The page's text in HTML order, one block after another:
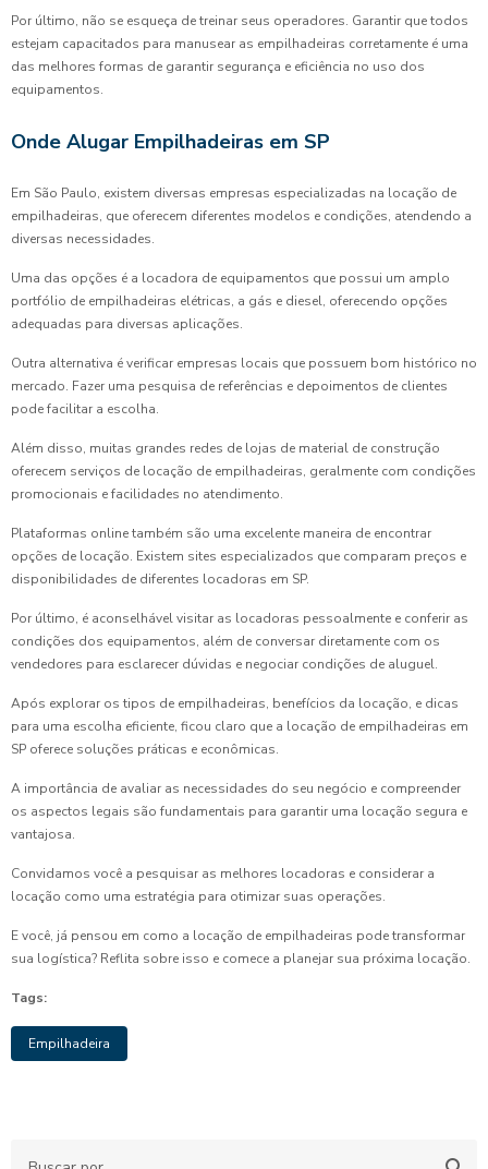
Por último, não se esqueça de treinar seus operadores. Garantir que todos
estejam capacitados para manusear as empilhadeiras corretamente é uma
das melhores formas de garantir segurança e eficiência no uso dos
equipamentos.
Onde Alugar Empilhadeiras em SP
Em São Paulo, existem diversas empresas especializadas na locação de
empilhadeiras, que oferecem diferentes modelos e condições, atendendo a
diversas necessidades.
Uma das opções é a locadora de equipamentos que possui um amplo
portfólio de empilhadeiras elétricas, a gás e diesel, oferecendo opções
adequadas para diversas aplicações.
Outra alternativa é verificar empresas locais que possuem bom histórico no
mercado. Fazer uma pesquisa de referências e depoimentos de clientes
pode facilitar a escolha.
Além disso, muitas grandes redes de lojas de material de construção
oferecem serviços de locação de empilhadeiras, geralmente com condições
promocionais e facilidades no atendimento.
Plataformas online também são uma excelente maneira de encontrar
opções de locação. Existem sites especializados que comparam preços e
disponibilidades de diferentes locadoras em SP.
Por último, é aconselhável visitar as locadoras pessoalmente e conferir as
condições dos equipamentos, além de conversar diretamente com os
vendedores para esclarecer dúvidas e negociar condições de aluguel.
Após explorar os tipos de empilhadeiras, benefícios da locação, e dicas
para uma escolha eficiente, ficou claro que a locação de empilhadeiras em
SP oferece soluções práticas e econômicas.
A importância de avaliar as necessidades do seu negócio e compreender
os aspectos legais são fundamentais para garantir uma locação segura e
vantajosa.
Convidamos você a pesquisar as melhores locadoras e considerar a
locação como uma estratégia para otimizar suas operações.
E você, já pensou em como a locação de empilhadeiras pode transformar
sua logística? Reflita sobre isso e comece a planejar sua próxima locação.
Tags:
Empilhadeira